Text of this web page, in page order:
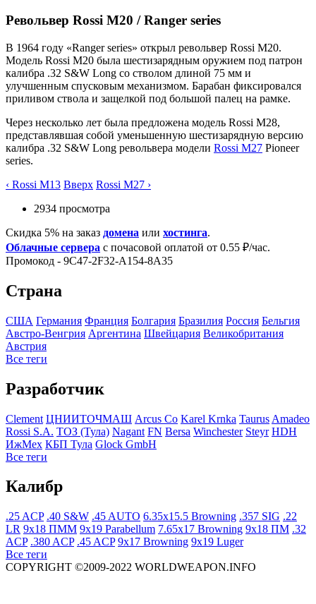
Револьвер Rossi M20 / Ranger series
В 1964 году «Ranger series» открыл револьвер Rossi M20.
Модель Rossi M20 была шестизарядным оружием под патрон
калибра .32 S&W Long со стволом длиной 75 мм и
улучшенным спусковым механизмом. Барабан фиксировался
приливом ствола и защелкой под большой палец на рамке.
Через несколько лет была предложена модель Rossi M28,
представлявшая собой уменьшенную шестизарядную версию
калибра .32 S&W Long револьвера модели Rossi M27 Pioneer
series.
‹ Rossi M13 Вверх Rossi M27 ›
2934 просмотра
Скидка 5% на заказ домена или хостинга.
Облачные сервера с почасовой оплатой от 0.55 ₽/час.
Промокод - 9C47-2F32-A154-8A35
Страна
США Германия Франция Болгария Бразилия Росcия Бельгия
Австро-Венгрия Аргентина Швейцария Великобритания
Австрия
Все теги
Разработчик
Clement ЦНИИТОЧМАШ Arcus Co Karel Krnka Taurus Amadeo
Rossi S.A. ТОЗ (Тула) Nagant FN Bersa Winchester Steyr HDH
ИжМех КБП Тула Glock GmbH
Все теги
Калибр
.25 ACP .40 S&W .45 AUTO 6.35x15.5 Browning .357 SIG .22
LR 9x18 ПММ 9x19 Parabellum 7.65x17 Browning 9x18 ПМ .32
ACP .380 ACP .45 ACP 9x17 Browning 9x19 Luger
Все теги
COPYRIGHT ©2009-2022 WORLDWEAPON.INFO